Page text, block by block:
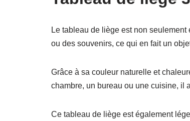
Le tableau de liège est non
ou des souvenirs, ce qui en fait un
Grâce à sa couleur naturelle et
chambre, un bureau ou une cuisine, il
Ce tableau de liège est également